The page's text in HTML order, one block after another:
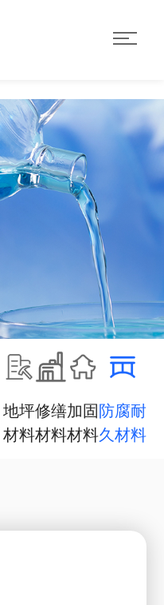
地坪
材料
修缮
材料
加固
材料
防腐耐
久材料